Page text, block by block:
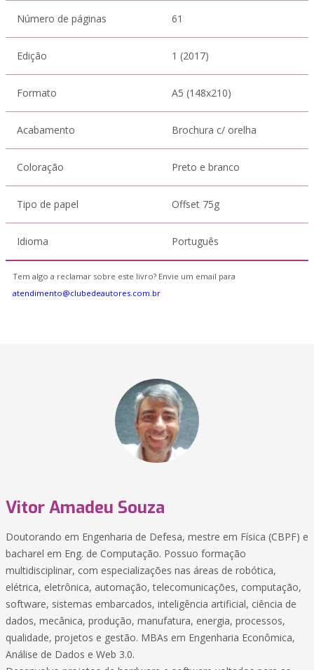
Número de páginas 61
Edição 1 (2017)
Formato A5 (148x210)
Acabamento Brochura c/ orelha
Coloração Preto e branco
Tipo de papel Offset 75g
Idioma Português
Tem algo a reclamar sobre este livro? Envie um email para
atendimento@clubedeautores.com.br
Vitor Amadeu Souza
Doutorando em Engenharia de Defesa, mestre em Física (CBPF) e
bacharel em Eng. de Computação. Possuo formação
multidisciplinar, com especializações nas áreas de robótica,
elétrica, eletrônica, automação, telecomunicações, computação,
software, sistemas embarcados, inteligência artificial, ciência de
dados, mecânica, produção, manufatura, energia, processos,
qualidade, projetos e gestão. MBAs em Engenharia Econômica,
Análise de Dados e Web 3.0.